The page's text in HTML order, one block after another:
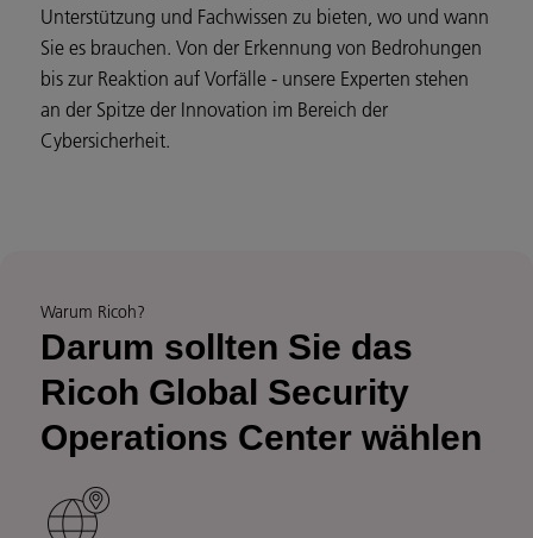
Unterstützung und Fachwissen zu bieten, wo und wann
Sie es brauchen. Von der Erkennung von Bedrohungen
bis zur Reaktion auf Vorfälle - unsere Experten stehen
an der Spitze der Innovation im Bereich der
Cybersicherheit.
Warum Ricoh?
Darum sollten Sie das
Ricoh Global Security
Operations Center wählen